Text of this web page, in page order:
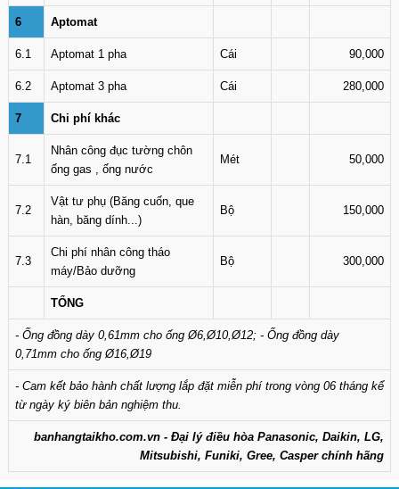
6 Aptomat
6.1 Aptomat 1 pha Cái 90,000
6.2 Aptomat 3 pha Cái 280,000
7 Chi phí khác
7.1
Nhân công đục tường chôn
ống gas , ống nước
Mét 50,000
7.2
Vật tư phụ (Băng cuốn, que
hàn, băng dính...)
Bộ 150,000
7.3
Chi phí nhân công tháo
máy/Bảo dưỡng
Bộ 300,000
TỔNG
- Ống đồng dày 0,61mm cho ống Ø6,Ø10,Ø12; - Ống đồng dày
0,71mm cho ống Ø16,Ø19
- Cam kết bảo hành chất lượng lắp đặt miễn phí trong vòng 06 tháng kể
từ ngày ký biên bản nghiệm thu.
banhangtaikho.com.vn - Đại lý điều hòa Panasonic, Daikin, LG,
Mitsubishi, Funiki, Gree, Casper chính hãng